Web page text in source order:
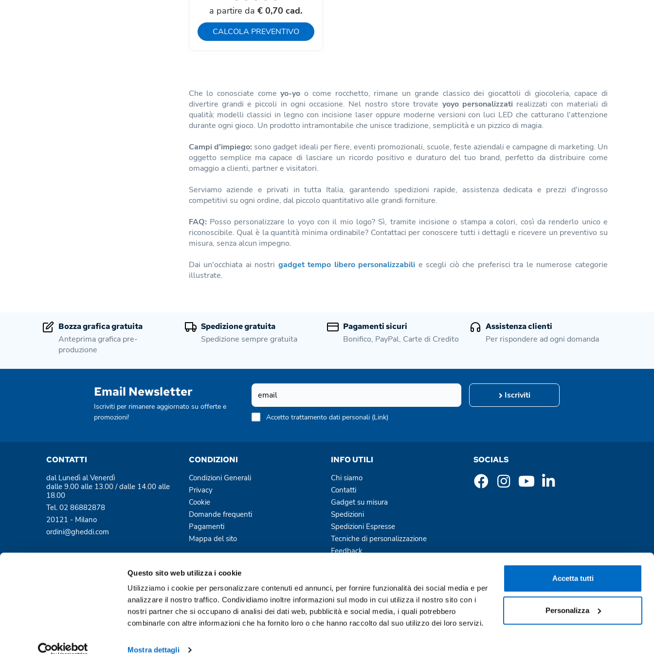
Questo sito web utilizza i cookie
Utilizziamo i cookie per personalizzare contenuti ed annunci, per fornire funzionalità dei social media e per
analizzare il nostro traffico. Condividiamo inoltre informazioni sul modo in cui utilizza il nostro sito con i
nostri partner che si occupano di analisi dei dati web, pubblicità e social media, i quali potrebbero
combinarle con altre informazioni che ha fornito loro o che hanno raccolto dal suo utilizzo dei loro servizi.
Mostra dettagli
Accetta tutti
Personalizza
a partire da € 0,70 cad.
CALCOLA PREVENTIVO
Che lo conosciate comeyo-yo o come rocchetto, rimane un grande classico dei giocattoli di giocoleria, capace di
divertire grandi e piccoli in ogni occasione. Nel nostro store trovate yoyo personalizzatirealizzati con materiali di
qualità: modelli classici in legno con incisione laser oppure moderne versioni con luci LED che catturano l'attenzione
durante ogni gioco. Un prodotto intramontabile che unisce tradizione, semplicità e un pizzico di magia.
Campi d'impiego: sono gadget ideali per fiere, eventi promozionali, scuole, feste aziendali e campagne di marketing. Un
oggetto semplice ma capace di lasciare un ricordo positivo e duraturo del tuo brand, perfetto da distribuire come
omaggio a clienti, partner e visitatori.
Serviamo aziende e privati in tutta Italia, garantendo spedizioni rapide, assistenza dedicata e prezzi d'ingrosso
competitivi su ogni ordine, dal piccolo quantitativo alle grandi forniture.
FAQ: Posso personalizzare lo yoyo con il mio logo? Sì, tramite incisione o stampa a colori, così da renderlo unico e
riconoscibile. Qual è la quantità minima ordinabile? Contattaci per conoscere tutti i dettagli e ricevere un preventivo su
misura, senza alcun impegno.
Dai un'occhiata ai nostri gadget tempo libero personalizzabili e scegli ciò che preferisci tra le numerose categorie
illustrate.
Bozza grafica gratuita
Anteprima grafica pre-
produzione
Spedizione gratuita
Spedizione sempre gratuita
Pagamenti sicuri
Bonifico, PayPal, Carte di Credito
Assistenza clienti
Per rispondere ad ogni domanda
Email Newsletter
Iscriviti per rimanere aggiornato su offerte e
promozioni!
Iscriviti
Accetto trattamento dati personali (Link)
CONTATTI
dal Lunedì al Venerdì
dalle 9.00 alle 13.00 / dalle 14.00 alle
18.00
Tel. 02 86882878
20121 - Milano
ordini@gheddi.com
CONDIZIONI
Condizioni Generali
Privacy
Cookie
Domande frequenti
Pagamenti
Mappa del sito
INFO UTILI
Chi siamo
Contatti
Gadget su misura
Spedizioni
Spedizioni Espresse
Tecniche di personalizzazione
Feedback
SOCIALS
Pagamenti sicuri e protetti